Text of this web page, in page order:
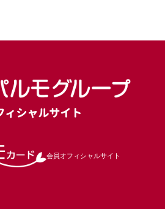
ィシャルサイト
会員オフィシャルサイト